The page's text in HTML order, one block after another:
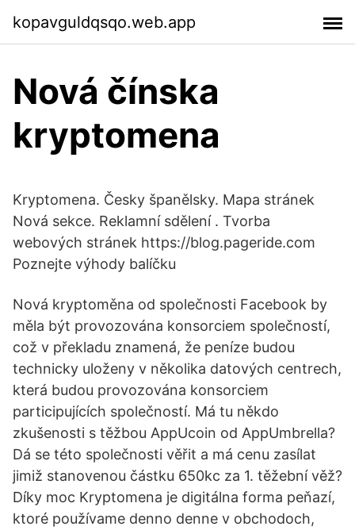
kopavguldqsqo.web.app
Nová čínska
kryptomena
Kryptomena. Česky španělsky. Mapa stránek
Nová sekce. Reklamní sdělení . Tvorba
webových stránek https://blog.pageride.com
Poznejte výhody balíčku
Nová kryptoměna od společnosti Facebook by
měla být provozována konsorciem společností,
což v překladu znamená, že peníze budou
technicky uloženy v několika datových centrech,
která budou provozována konsorciem
participujících společností. Má tu někdo
zkušenosti s těžbou AppUcoin od AppUmbrella?
Dá se této společnosti věřit a má cenu zasílat
jimiž stanovenou částku 650kc za 1. těžební věž?
Díky moc Kryptomena je digitálna forma peňazí,
ktoré používame denno denne v obchodoch,